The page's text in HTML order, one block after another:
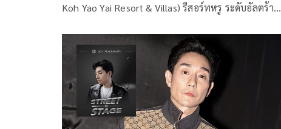
Koh Yao Yai Resort & Villas) รีสอร์ทหรู ระดับอัลตร้าลัก
ทะเลและเสียงเพลงมาร่วมฉลองครบรอบ 1 ปี อนันตรา
เกาะยาวใหญ่ สัมผัสประสบการณ์การพักผ่อนสุดหรู